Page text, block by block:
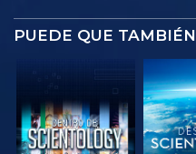
PUEDE QUE TAMBIÉN